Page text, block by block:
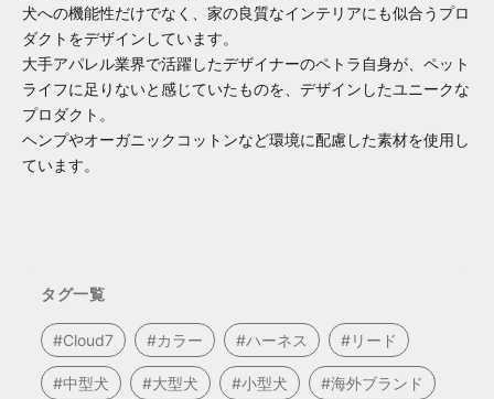
犬への機能性だけでなく、家の良質なインテリアにも似合うプロ
ダクトをデザインしています。
大手アパレル業界で活躍したデザイナーのペトラ自身が、ペット
ライフに足りないと感じていたものを、デザインしたユニークな
プロダクト。
ヘンプやオーガニックコットンなど環境に配慮した素材を使用し
ています。
タグ一覧
#Cloud7 #カラー #ハーネス #リード
#中型犬 #大型犬 #小型犬 #海外ブランド